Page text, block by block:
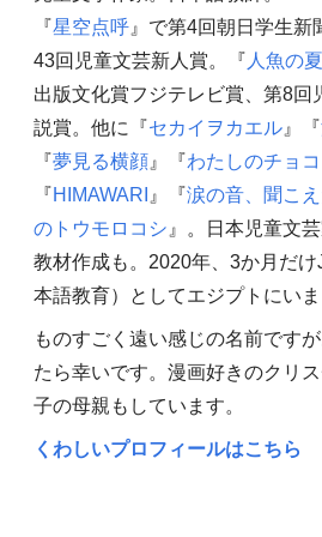
『星空点呼』で第4回朝日学生新
43回児童文芸新人賞。『 人魚の夏
出版文化賞フジテレビ賞、第8回
説賞。他に『セカイヲカエル』『
『夢見る横顔』『わたしのチョ
『HIMAWARI 』『涙の音、聞こ
のトウモロコシ 』。日本児童文
教材作成も。2020年、3か月だけ
本語教育）としてエジプトにいま
ものすごく遠い感じの名前です
たら幸いです。漫画好きのクリ
子の母親もしています。
くわしいプロフィールはこちら